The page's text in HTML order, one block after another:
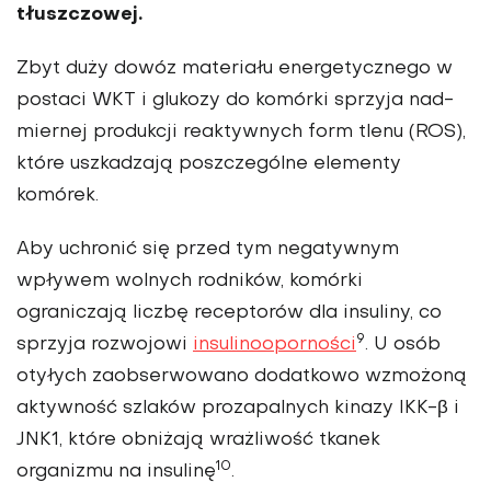
tłuszczo­wej.
Zbyt duży dowóz materiału energetycznego w
postaci WKT i glukozy do komórki sprzyja nad­
miernej produkcji reaktywnych form tlenu (ROS),
które uszkadzają poszczególne elementy
komórek.
Aby uchronić się przed tym nega­tywnym
wpływem wolnych rod­ników, komórki
ograniczają liczbę receptorów dla insuliny, co
sprzyja rozwojowi insulinooporności 9. U osób
otyłych zaobserwowano dodatkowo wzmożoną
aktywność szlaków prozapalnych kinazy IKK-β i
JNK1, które obniżają wrażliwość tkanek
organizmu na insulinę10.